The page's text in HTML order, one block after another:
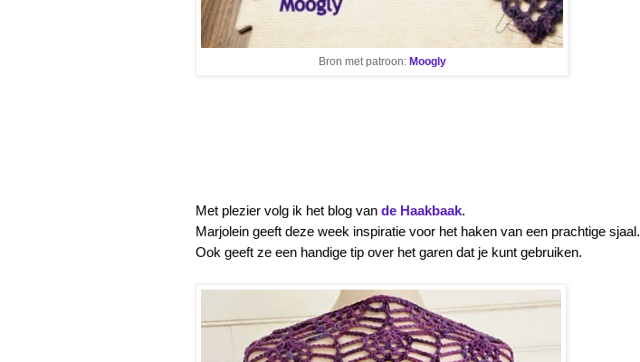
Bron met patroon: Moogly
Met plezier volg ik het blog van de Haakbaak.
Marjolein geeft deze week inspiratie voor het haken van een prachtige sjaal.
Ook geeft ze een handige tip over het garen dat je kunt gebruiken.